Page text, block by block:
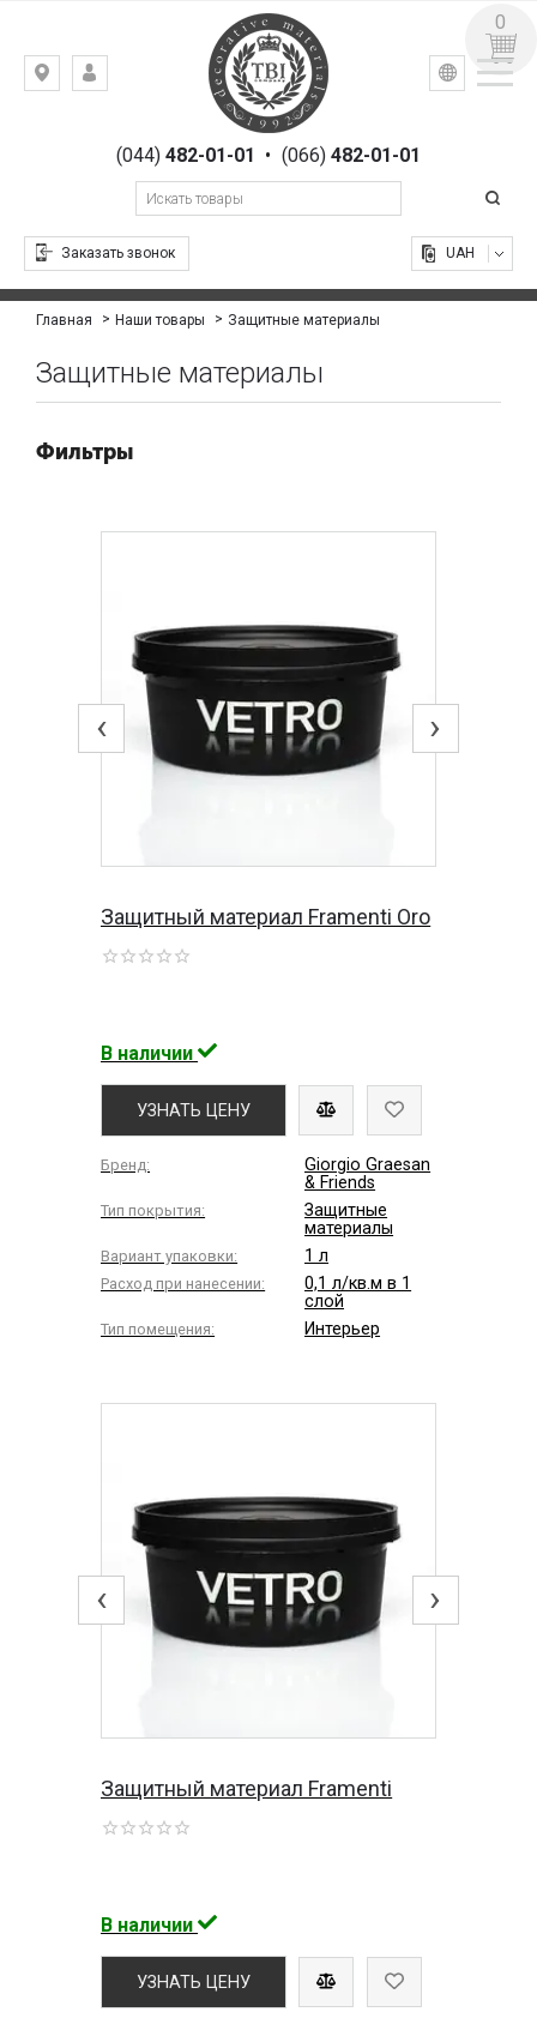
Киев,
Гоголевская,(044)482-01-01 • (066) 482-01-01
Заказать звонок
УКР РУС
UAH
0
Главная Наши товары Защитные материалы
Защитные материалы
Фильтры
‹ ›
Защитный материал Framenti Oro
В наличии
УЗНАТЬ ЦЕНУ
Бренд:
Giorgio Graesan
& Friends
Тип покрытия:
Защитные
материалы
Вариант упаковки: 1 л
Расход при нанесении:
0,1 л/кв.м в 1
слой
Тип помещения: Интерьер
‹ ›
Защитный материал Framenti
В наличии
УЗНАТЬ ЦЕНУ